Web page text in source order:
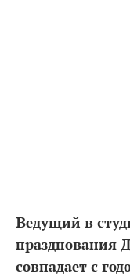
Ведущий в
празднования
совпадает с